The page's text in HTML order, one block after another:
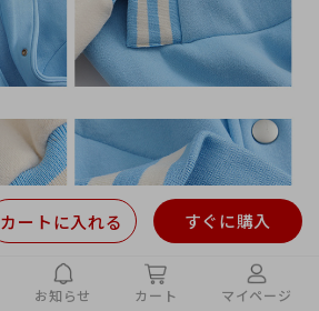
すぐに購入
カートに入れる
お知らせ カート マイページ